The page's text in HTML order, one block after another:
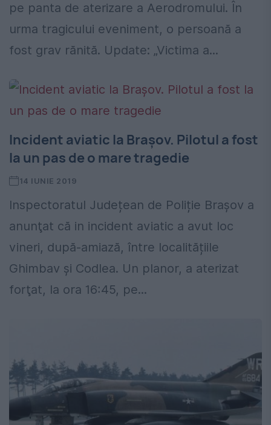
pe panta de aterizare a Aerodromului. În
urma tragicului eveniment, o persoană a
fost grav rănită. Update: „Victima a...
Incident aviatic la Braşov. Pilotul a fost
la un pas de o mare tragedie
14 IUNIE 2019
Inspectoratul Județean de Poliție Brașov a
anunţat că in incident aviatic a avut loc
vineri, după-amiază, între localitățiile
Ghimbav și Codlea. Un planor, a aterizat
forţat, la ora 16:45, pe...